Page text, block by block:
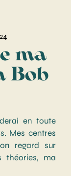
ma
Bob
en toute
Mes centres
regard sur
théories, ma